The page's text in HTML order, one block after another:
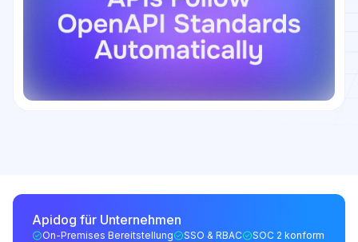
Apidog für Unternehmen
On-Premises Bereitstellung SSO & RBAC SOC 2 konform